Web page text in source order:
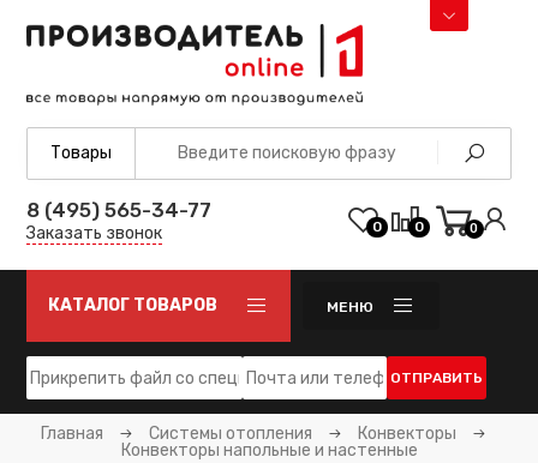
8 (495) 565-34-77
Заказать звонок 0 0 0
КАТАЛОГ ТОВАРОВ МЕНЮ
ОТПРАВИТЬ
Главная Системы отопления
Конвекторы
Конвекторы напольные и настенные